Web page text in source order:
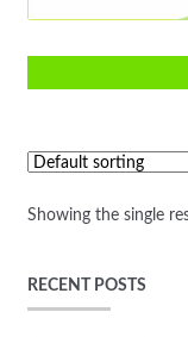
Showing the single
RECENT POSTS